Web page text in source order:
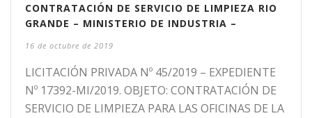
CONTRATACIÓN DE SERVICIO DE LIMPIEZA RIO
GRANDE – MINISTERIO DE INDUSTRIA –
16 de octubre de 2019
LICITACIÓN PRIVADA Nº 45/2019 – EXPEDIENTE
Nº 17392-MI/2019. OBJETO: CONTRATACIÓN DE
SERVICIO DE LIMPIEZA PARA LAS OFICINAS DE LA